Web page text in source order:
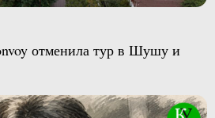
отменила тур в Шушу и